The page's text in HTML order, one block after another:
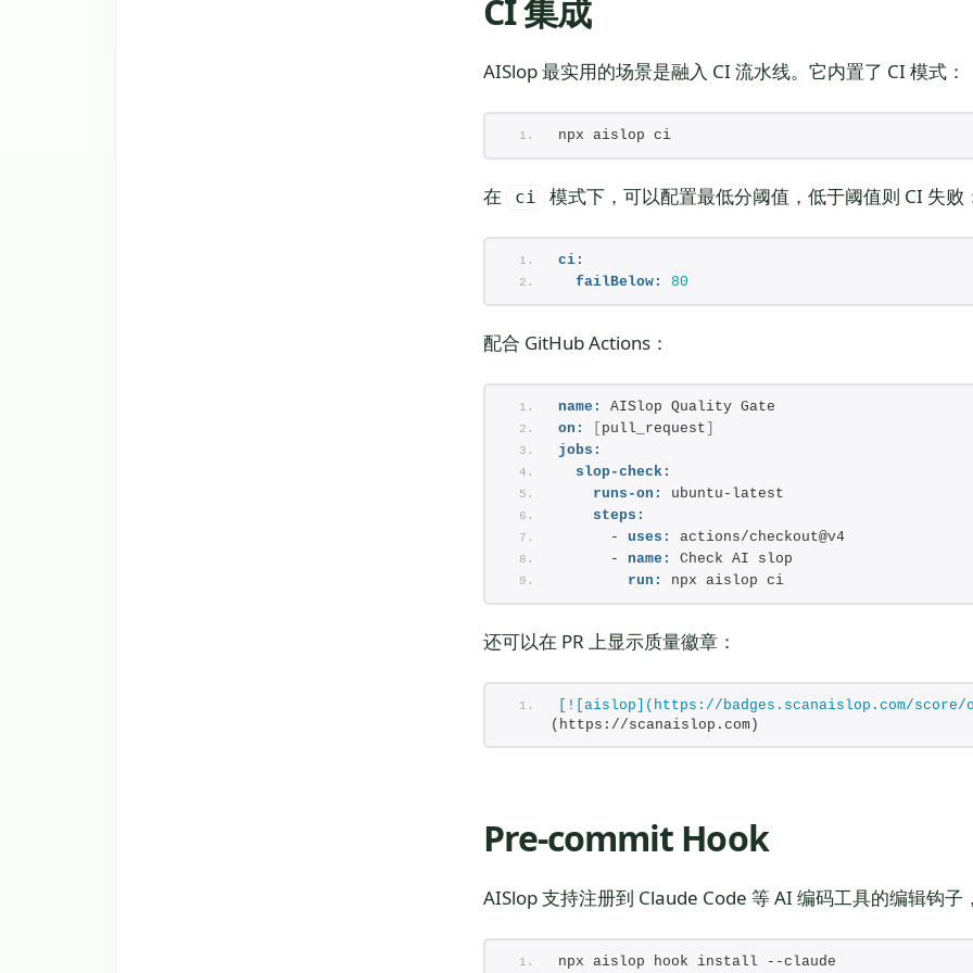
CI 集成
AISlop 最实用的场景是融入 CI 流水线。它内置了 CI 模式：
npx aislop ci
在 ci 模式下，可以配置最低分阈值，低于阈值则 CI 失败
ci:
failBelow:
80
配合 GitHub Actions：
name:
AISlop Quality Gate
on:
pull_request
jobs:
slop-check:
runs-on:
ubuntu-latest
steps:
      -
uses:
actions/checkout@v4
      -
name:
Check AI slop
run:
npx aislop ci
还可以在 PR 上显示质量徽章：
[![aislop](https://badges.scanaislop.com/score/
(https://scanaislop.com)
Pre-commit Hook
AISlop 支持注册到 Claude Code 等 AI 编码工具的编辑钩
npx aislop hook install --claude